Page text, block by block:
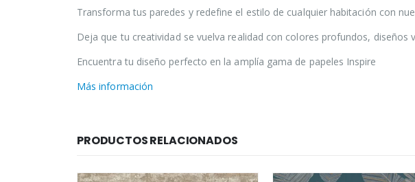
Transforma tus paredes y redefine el estilo de cualquier habitación con
Deja que tu creatividad se vuelva realidad con colores profundos,
Encuentra tu diseño perfecto en la amplía gama de papeles Inspire
Más información
PRODUCTOS RELACIONADOS